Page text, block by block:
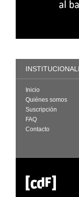
Inicio
Quiénes somos
Suscripción
FAQ
Contacto